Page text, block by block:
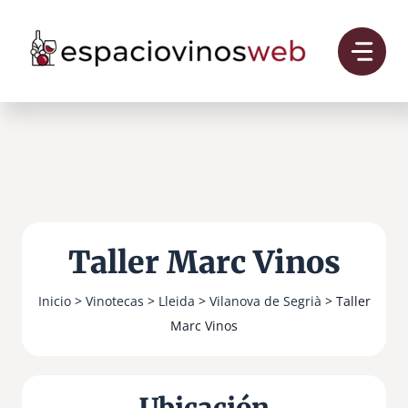
contenido
Taller Marc Vinos
Inicio> Vinotecas > Lleida > Vilanova de Segrià > Taller
Marc Vinos